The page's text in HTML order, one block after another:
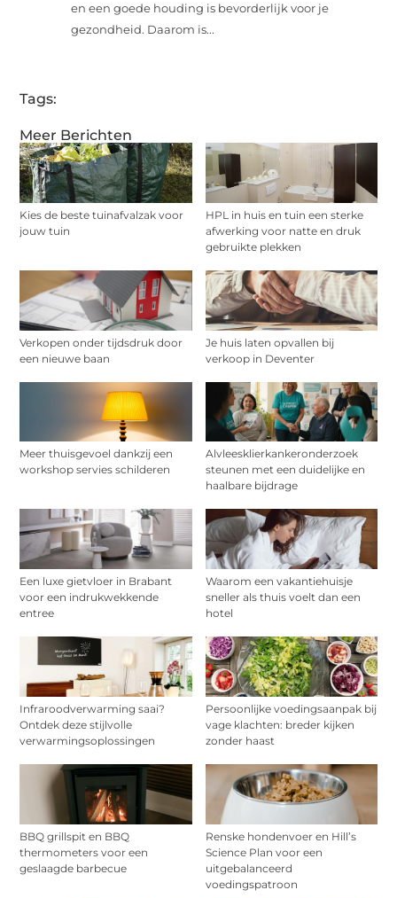
Meer Berichten
Kies de beste tuinafvalzak voor
jouw tuin
HPL in huis en tuin een sterke
afwerking voor natte en druk
gebruikte plekken
Verkopen onder tijdsdruk door
een nieuwe baan
Je huis laten opvallen bij
verkoop in Deventer
Meer thuisgevoel dankzij een
workshop servies schilderen
Alvleesklierkankeronderzoek
steunen met een duidelijke en
haalbare bijdrage
Een luxe gietvloer in Brabant
voor een indrukwekkende
entree
Waarom een vakantiehuisje
sneller als thuis voelt dan een
hotel
Infraroodverwarming saai?
Ontdek deze stijlvolle
verwarmingsoplossingen
Persoonlijke voedingsaanpak bij
vage klachten: breder kijken
zonder haast
BBQ grillspit en BBQ
thermometers voor een
geslaagde barbecue
Renske hondenvoer en Hill’s
Science Plan voor een
uitgebalanceerd
voedingspatroon
en een goede houding is bevorderlijk voor je
gezondheid. Daarom is...
Tags: